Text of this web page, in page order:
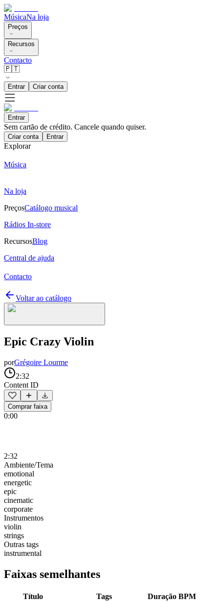
MúsicaNa loja
Preços
Recursos
Contacto
🇵🇹
Entrar Criar conta
Entrar
Sem cartão de crédito. Cancele quando quiser.
Criar conta Entrar
Explorar
Música
Na loja
PreçosCatálogo musical
Rádios In-store
RecursosBlog
Central de ajuda
Contacto
Voltar ao catálogo
Epic Crazy Violin
porGrégoire Lourme
2:32
Content ID
Comprar faixa
0:00
2:32
Ambiente/Tema
emotional
energetic
epic
cinematic
corporate
Instrumentos
violin
strings
Outras tags
instrumental
Faixas semelhantes
Título Tags Duração BPM